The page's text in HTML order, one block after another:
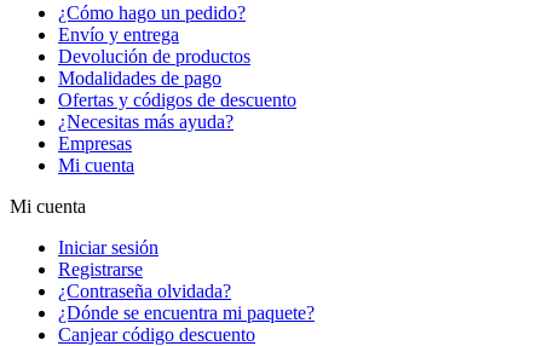
¿Cómo hago un pedido?
Envío y entrega
Devolución de productos
Modalidades de pago
Ofertas y códigos de descuento
¿Necesitas más ayuda?
Empresas
Mi cuenta
Mi cuenta
Iniciar sesión
Registrarse
¿Contraseña olvidada?
¿Dónde se encuentra mi paquete?
Canjear código descuento